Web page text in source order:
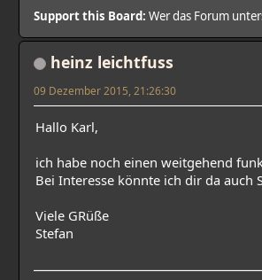
Support this Board: Wer das Forum
heinz leichtfuss
09 Dezember 2015, 21:26:30
Hallo Karl,
ich habe noch einen weitgehend
Bei Interesse könnte ich dir da auch
Viele GRüße
Stefan